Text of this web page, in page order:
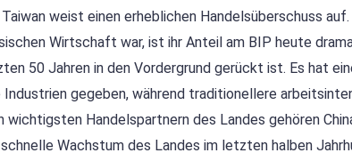
weist einen erheblichen Handelsüberschuss
Wirtschaft war, ist ihr Anteil am BIP heute
50 Jahren in den Vordergrund gerückt ist. Es hat
gegeben, während traditionellere
Handelspartnern des Landes gehören
Wachstum des Landes im letzten halben